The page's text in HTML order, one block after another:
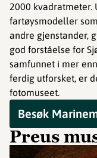
2000 kvadratmeter.
fartøysmodeller
andre gjenstander,
god forståelse for
samfunnet i mer
ferdig utforsket, er
fotomuseet.
Besøk
Preus